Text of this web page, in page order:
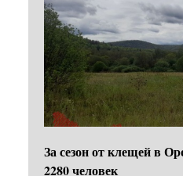
За сезон от клещей в
2280 человек